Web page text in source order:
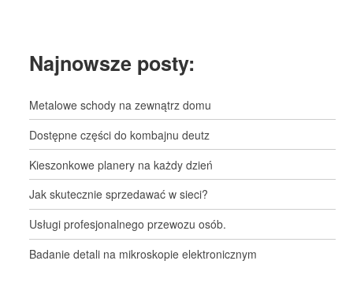
Najnowsze posty:
Metalowe schody na zewnątrz domu
Dostępne części do kombajnu deutz
Kieszonkowe planery na każdy dzień
Jak skutecznie sprzedawać w sieci?
Usługi profesjonalnego przewozu osób.
Badanie detali na mikroskopie elektronicznym